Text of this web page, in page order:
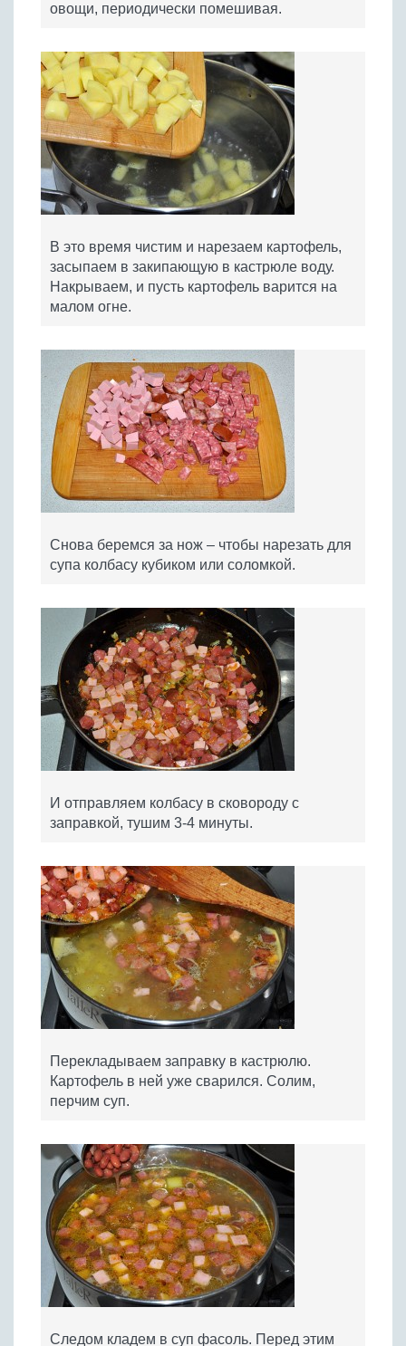
овощи, периодически помешивая.
В это время чистим и нарезаем картофель,
засыпаем в закипающую в кастрюле воду.
Накрываем, и пусть картофель варится на
малом огне.
Снова беремся за нож – чтобы нарезать для
супа колбасу кубиком или соломкой.
И отправляем колбасу в сковороду с
заправкой, тушим 3-4 минуты.
Перекладываем заправку в кастрюлю.
Картофель в ней уже сварился. Солим,
перчим суп.
Следом кладем в суп фасоль. Перед этим